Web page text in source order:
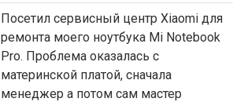
Посетил сервисный центр Xiaomi для
ремонта моего ноутбука Mi Notebook
Pro. Проблема оказалась с
материнской платой, сначала
менеджер а потом сам мастер